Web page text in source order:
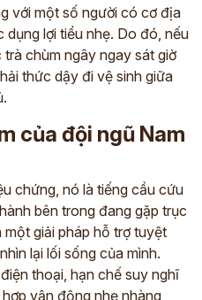
với một số người có cơ địa
lợi tiểu nhẹ. Do đó, nếu
chùm ngây ngay sát giờ
thức dậy đi vệ sinh giữa
của đội ngũ Nam
chứng, nó là tiếng cầu cứu
bên trong đang gặp trục
giải pháp hỗ trợ tuyệt
lại lối sống của mình.
thoại, hạn chế suy nghĩ
vận động nhẹ nhàng